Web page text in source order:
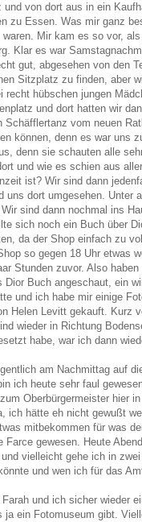
von dort aus in ein
zu Essen. Was mir ganz
Mir kam es so vor,
Klar es war
gut, abgesehen von den
Sitzplatz zu finden, aber
recht hübschen jungen
und dort hatten wir
Schäfflertanz vom neuen
können, denn es war uns
denn sie schauten alle
und wie es schien aus
ist? Wir sind dann
uns dort umgesehen. Unter
sind dann nochmal ins
sich noch ein Buch über
da der Shop einfach zu
so gegen 18 Uhr etwas
Stunden zuvor. Also
Buch angeschaut, ein
und ich habe mir einige
Helen Levitt gekauft. Kurz
wieder in Richtung
habe, war ich dann
am Nachmittag auf
ich heute sehr faul
Oberbürgermeister hier
ich hätte eh nicht gewußt
mitbekommen für was
Farce gewesen. Heute
vielleicht gehe ich in
und wen ich für das
und ich sicher wieder
ja ein Fotomuseum gibt.